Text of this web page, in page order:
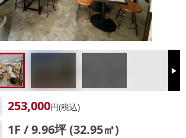
Next
253,000円(税込)
1F / 9.96坪 (32.95㎡)